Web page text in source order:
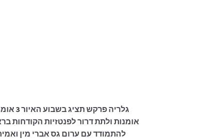
אומנות ולתת דרור לפנטזיות הקודחות
להתמודד עם ערום גס אברי מין